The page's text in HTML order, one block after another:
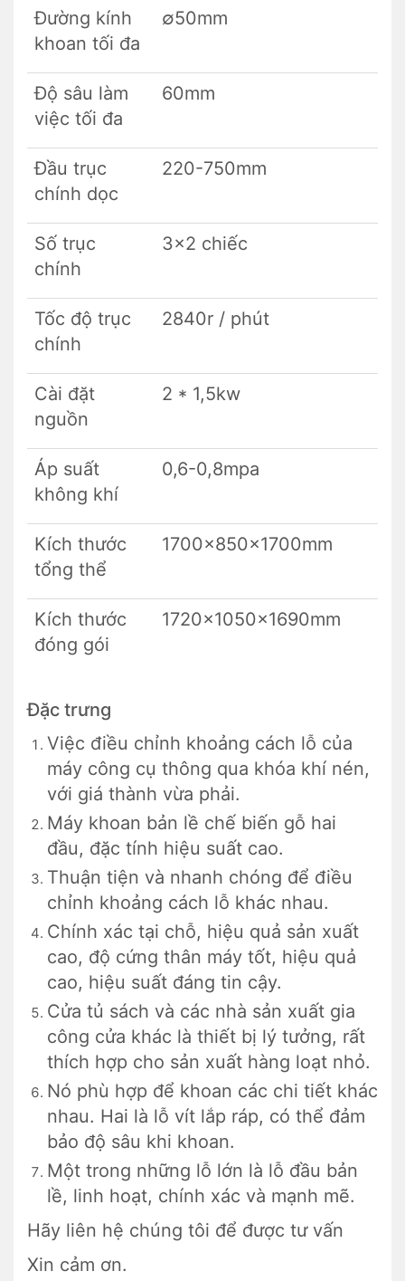
Đường kính
khoan tối đa
∅50mm
Độ sâu làm
việc tối đa
60mm
Đầu trục
chính dọc
220-750mm
Số trục
chính
3×2 chiếc
Tốc độ trục
chính
2840r / phút
Cài đặt
nguồn
2 * 1,5kw
Áp suất
không khí
0,6-0,8mpa
Kích thước
tổng thể
1700x850x1700mm
Kích thước
đóng gói
1720x1050x1690mm
Đặc trưng
Việc điều chỉnh khoảng cách lỗ của
máy công cụ thông qua khóa khí nén,
với giá thành vừa phải.
Máy khoan bản lề chế biến gỗ hai
đầu, đặc tính hiệu suất cao.
Thuận tiện và nhanh chóng để điều
chỉnh khoảng cách lỗ khác nhau.
Chính xác tại chỗ, hiệu quả sản xuất
cao, độ cứng thân máy tốt, hiệu quả
cao, hiệu suất đáng tin cậy.
Cửa tủ sách và các nhà sản xuất gia
công cửa khác là thiết bị lý tưởng, rất
thích hợp cho sản xuất hàng loạt nhỏ.
Nó phù hợp để khoan các chi tiết khác
nhau. Hai là lỗ vít lắp ráp, có thể đảm
bảo độ sâu khi khoan.
Một trong những lỗ lớn là lỗ đầu bản
lề, linh hoạt, chính xác và mạnh mẽ.
Hãy liên hệ chúng tôi để được tư vấn
Xin cảm ơn.